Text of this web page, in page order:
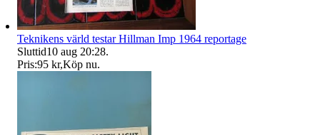
Teknikens värld testar Hillman Imp 1964 reportage
Sluttid10 aug 20:28.
Pris:95 kr,Köp nu.